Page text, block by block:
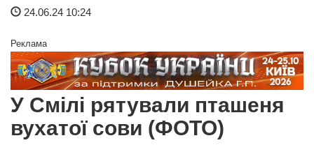
24.06.24 10:24
Реклама
У Смілі рятували пташеня
вухатої сови (ФОТО)